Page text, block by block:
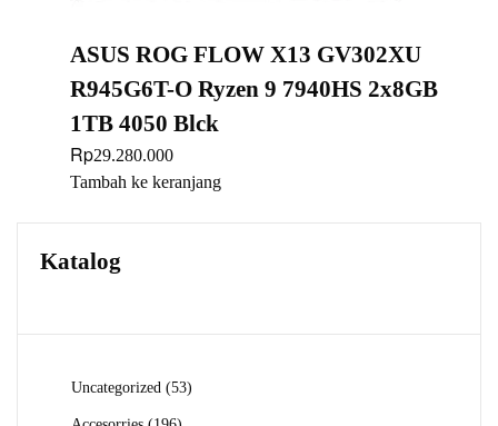
ASUS ROG FLOW X13 GV302XU
R945G6T-O Ryzen 9 7940HS 2x8GB
1TB 4050 Blck
Rp29.280.000
Tambah ke keranjang
Katalog
Uncategorized 5353
196